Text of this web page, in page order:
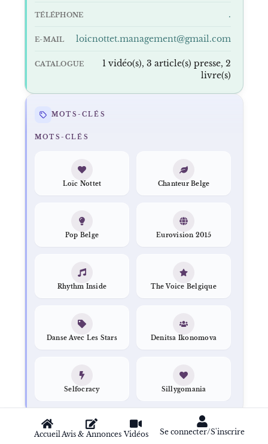
AccueilAvis & Annonces Vidéos Se connecter/S'inscrire
TÉLÉPHONE .
E-MAIL loicnottet.management@gmail.com
CATALOGUE
1 vidéo(s), 3 article(s) presse, 2
livre(s)
MOTS-CLÉS
MOTS-CLÉS
Loïc Nottet Chanteur Belge
Pop Belge Eurovision 2015
Rhythm Inside The Voice Belgique
Danse Avec Les Stars Denitsa Ikonomova
Selfocracy Sillygomania
META